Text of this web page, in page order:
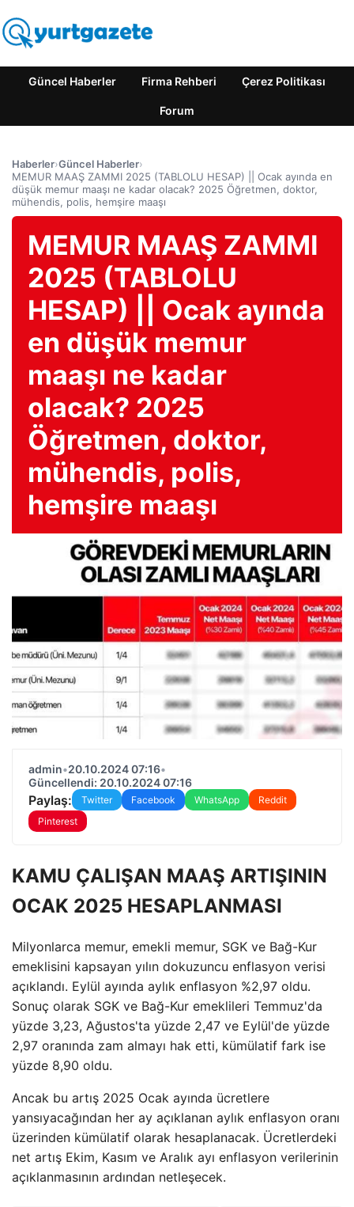
Güncel Haberler Firma Rehberi Çerez Politikası
Forum
Haberler›Güncel Haberler›
MEMUR MAAŞ ZAMMI 2025 (TABLOLU HESAP) || Ocak ayında en
düşük memur maaşı ne kadar olacak? 2025 Öğretmen, doktor,
mühendis, polis, hemşire maaşı
MEMUR MAAŞ ZAMMI
2025 (TABLOLU
HESAP) || Ocak ayında
en düşük memur
maaşı ne kadar
olacak? 2025
Öğretmen, doktor,
mühendis, polis,
hemşire maaşı
admin•20.10.2024 07:16•
Güncellendi: 20.10.2024 07:16
Paylaş: Twitter Facebook WhatsApp
Reddit
Pinterest
KAMU ÇALIŞAN MAAŞ ARTIŞININ
OCAK 2025 HESAPLANMASI
Milyonlarca memur, emekli memur, SGK ve Bağ-Kur
emeklisini kapsayan yılın dokuzuncu enflasyon verisi
açıklandı. Eylül ayında aylık enflasyon %2,97 oldu.
Sonuç olarak SGK ve Bağ-Kur emeklileri Temmuz'da
yüzde 3,23, Ağustos'ta yüzde 2,47 ve Eylül'de yüzde
2,97 oranında zam almayı hak etti, kümülatif fark ise
yüzde 8,90 oldu.
Ancak bu artış 2025 Ocak ayında ücretlere
yansıyacağından her ay açıklanan aylık enflasyon oranı
üzerinden kümülatif olarak hesaplanacak. Ücretlerdeki
net artış Ekim, Kasım ve Aralık ayı enflasyon verilerinin
açıklanmasının ardından netleşecek.